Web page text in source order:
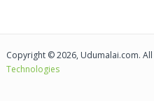
Copyright © 2026, Udumalai.com.
Technologies